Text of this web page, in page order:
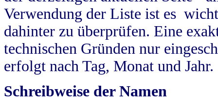
Verwendung der Liste ist es
dahinter zu überprüfen. Eine
technischen Gründen nur
erfolgt nach Tag, Monat und Jahr.
Schreibweise der Namen